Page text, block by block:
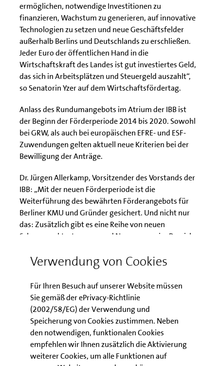
Verwendung von Cookies
Für Ihren Besuch auf unserer Website müssen
Sie gemäß der ePrivacy-Richtlinie
(2002/58/EG) der Verwendung und
Speicherung von Cookies zustimmen. Neben
den notwendigen, funktionalen Cookies
empfehlen wir Ihnen zusätzlich die Aktivierung
weiterer Cookies, um alle Funktionen auf
ermöglichen, notwendige Investitionen zu
finanzieren, Wachstum zu generieren, auf innovative
Technologien zu setzen und neue Geschäftsfelder
außerhalb Berlins und Deutschlands zu erschließen.
Jeder Euro der öffentlichen Hand in die
Wirtschaftskraft des Landes ist gut investiertes Geld,
das sich in Arbeitsplätzen und Steuergeld auszahlt“,
so Senatorin Yzer auf dem Wirtschaftsfördertag.
Anlass des Rundumangebots im Atrium der IBB ist
der Beginn der Förderperiode 2014 bis 2020. Sowohl
bei GRW, als auch bei europäischen EFRE- und ESF-
Zuwendungen gelten aktuell neue Kriterien bei der
Bewilligung der Anträge.
Dr. Jürgen Allerkamp, Vorsitzender des Vorstands der
IBB: „Mit der neuen Förderperiode ist die
Weiterführung des bewährten Förderangebots für
Berliner KMU und Gründer gesichert. Und nicht nur
das: Zusätzlich gibt es eine Reihe von neuen
Schwerpunktsetzungen und Neuerungen im Bereich
Internationalisierung oder der CO2-Reduzierung. Last
but not least macht die neue Elektronische
Antragsbearbeitung den Unternehmen die
Antragstellung einfacher.“
Rund 850 Millionen Euro europäische Fördermittel
stehen Berliner Unternehmen in der neuen
Förderperiode für Wirtschafts- und
Beschäftigungsförderung zur Verfügung. Hinzu
kommen im Zeitraum bis 2020 rund 900 Millionen